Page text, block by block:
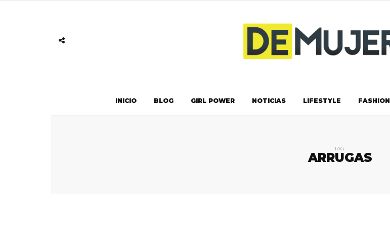
INICIO BLOG GIRL POWER NOTICIAS LIFESTYLE FASHION
TAG:
ARRUGAS